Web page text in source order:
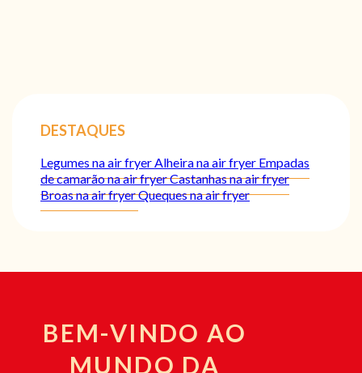
DESTAQUES
Legumes na air fryer Alheira na air fryer Empadas
de camarão na air fryerCastanhas na air fryer
Broas na air fryerQueques na air fryer
BEM-VINDO AO
MUNDO DA